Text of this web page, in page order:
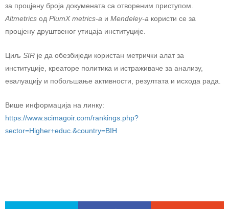
за процјену броја докумената са отвореним приступом.
Altmetrics од PlumX metrics-а и Mendeley-а кoристи се за
процјену друштвеног утицаја институције.
Циљ SIR је да обезбиjеди користан метрички алат за
институције, креаторе политика и истраживаче за анализу,
евалуацију и побољшање активности, резултата и исхода рада.
Више информација на линку:
https://www.scimagoir.com/rankings.php?
sector=Higher+educ.&country=BIH